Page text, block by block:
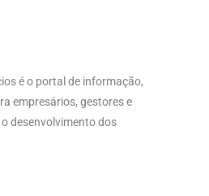
é o portal de informação,
empresários, gestores e
desenvolvimento dos